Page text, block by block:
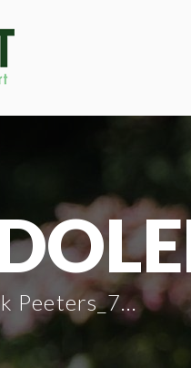
Peeters_702